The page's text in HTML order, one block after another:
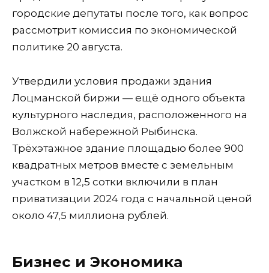
городские депутаты после того, как вопрос
рассмотрит комиссия по экономической
политике 20 августа.
Утвердили условия продажи здания
Лоцманской биржи — ещё одного объекта
культурного наследия, расположенного на
Волжской набережной Рыбинска.
Трёхэтажное здание площадью более 900
квадратных метров вместе с земельным
участком в 12,5 сотки включили в план
приватизации 2024 года с начальной ценой
около 47,5 миллиона рублей.
Бизнес и Экономика